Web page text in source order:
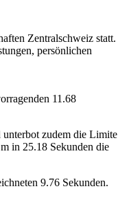
Zentralschweiz statt.
persönlichen
11.68
zudem die Limite
in 25.18 Sekunden die
9.76 Sekunden.